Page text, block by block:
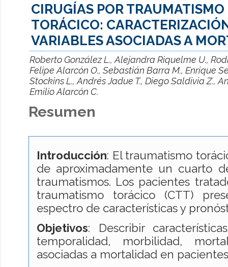
CIRUGÍAS POR TRAUMATISMO
TORÁCICO:
VARIABLES ASOCIADAS A
Roberto González L., Alejandra Riquelme U.,
Felipe Alarcón O., Sebastián Barra M., Enrique
Stockins L., Andrés Jadue T., Diego Saldivia Z.,
Emilio Alarcón C.
Resumen
Introducción: El traumatismo
de aproximadamente un cuarto
traumatismos. Los pacientes
traumatismo torácico (CTT)
espectro de características y
Objetivos: Describir
temporalidad, morbilidad,
asociadas a mortalidad en